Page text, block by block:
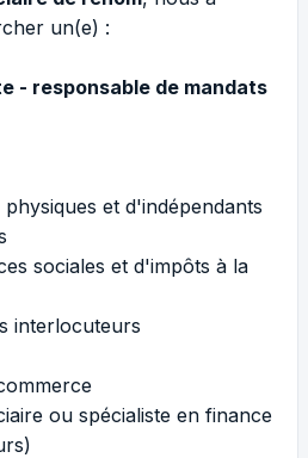
un(e) :
- responsable de mandats
et d'indépendants
sociales et d'impôts à la
interlocuteurs
ou spécialiste en finance